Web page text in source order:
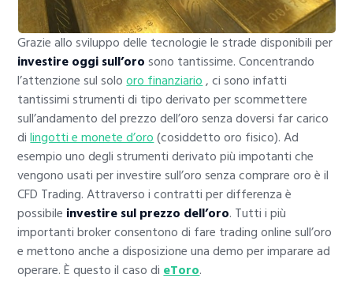
Grazie allo sviluppo delle tecnologie le strade disponibili per
investire oggi sull’orosono tantissime. Concentrando
l’attenzione sul solooro finanziario, ci sono infatti
tantissimi strumenti di tipo derivato per scommettere
sull’andamento del prezzo dell’oro senza doversi far carico
dilingotti e monete d’oro(cosiddetto oro fisico). Ad
esempio uno degli strumenti derivato più impotanti che
vengono usati per investire sull’oro senza comprare oro è il
CFD Trading. Attraverso i contratti per differenza è
possibile investire sul prezzo dell’oro. Tutti i più
importanti broker consentono di fare trading online sull’oro
e mettono anche a disposizione una demo per imparare ad
operare. È questo il caso dieToro.